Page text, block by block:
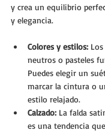
y crea un equilibrio
y elegancia.
Colores y estilos:
neutros o pasteles
Puedes elegir un
marcar la cintura o
estilo relajado.
Calzado: La falda
es una tendencia